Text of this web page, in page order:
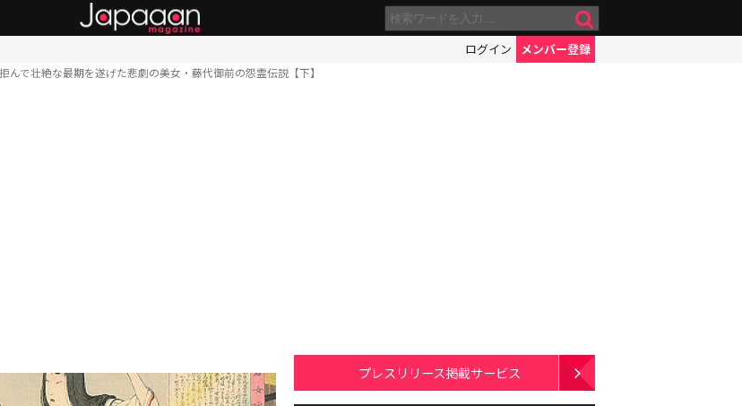
ログイン メンバー登録
んで壮絶な最期を遂げた悲劇の美女・藤代御前の怨霊伝説【下】
プレスリリース掲載サービス